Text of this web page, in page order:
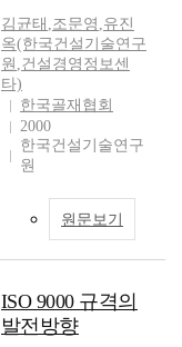
김균태 ,조문영 ,유진
옥(한국건설기술연구
원 ,건설경영정보센
타)
한국골재협회
2000
한국건설기술연구
원
원문보기
ISO 9000 규격의
발전방향